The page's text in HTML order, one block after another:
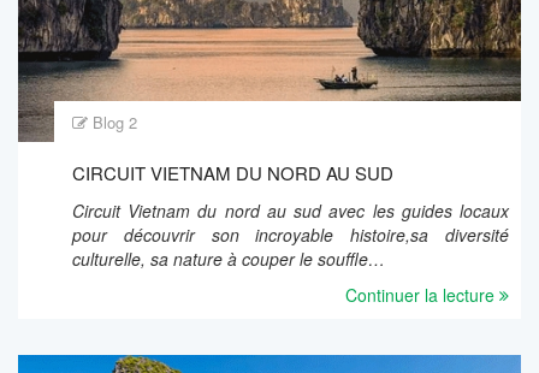
Blog 2
CIRCUIT VIETNAM DU NORD AU SUD
Circuit Vietnam du nord au sud avec les guides locaux
pour découvrir son incroyable histoire,sa diversité
culturelle, sa nature à couper le souffle…
Continuer la lecture